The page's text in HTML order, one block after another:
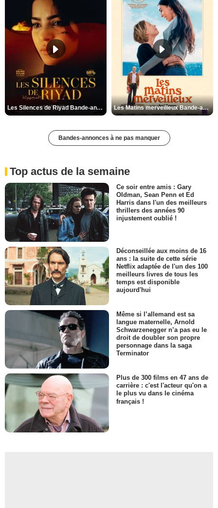
Les Silences de Riyad Bande-annonce VO STFR Les Matins merveilleux Bande-annonce VF
Bandes-annonces à ne pas manquer
Top actus de la semaine
Ce soir entre amis : Gary
Oldman, Sean Penn et Ed
Harris dans l'un des meilleurs
thrillers des années 90
injustement oublié !
Déconseillée aux moins de 16
ans : la suite de cette série
Netflix adaptée de l'un des 100
meilleurs livres de tous les
temps est disponible
aujourd'hui
Même si l’allemand est sa
langue maternelle, Arnold
Schwarzenegger n’a pas eu le
droit de doubler son propre
personnage dans la saga
Terminator
Plus de 300 films en 47 ans de
carrière : c'est l'acteur qu'on a
le plus vu dans le cinéma
français !